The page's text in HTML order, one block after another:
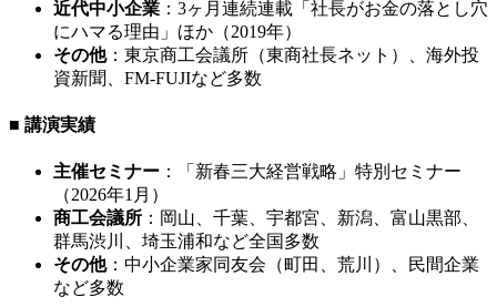
近代中小企業 ：3ヶ月連続連載「社長がお金の落とし穴
にハマる理由」ほか（2019年）
その他：東京商工会議所（東商社長ネット）、海外投
資新聞、FM-FUJIなど多数
■ 講演実績
主催セミナー ：「新春三大経営戦略」特別セミナー
（2026年1月）
商工会議所 ：岡山、千葉、宇都宮、新潟、富山黒部、
群馬渋川、埼玉浦和など全国多数
その他：中小企業家同友会（町田、荒川）、民間企業
など多数